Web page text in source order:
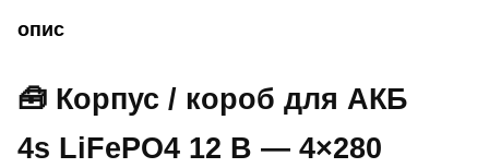
опис
🧰 Корпус / короб для АКБ
4s LiFePO4 12 В — 4×280